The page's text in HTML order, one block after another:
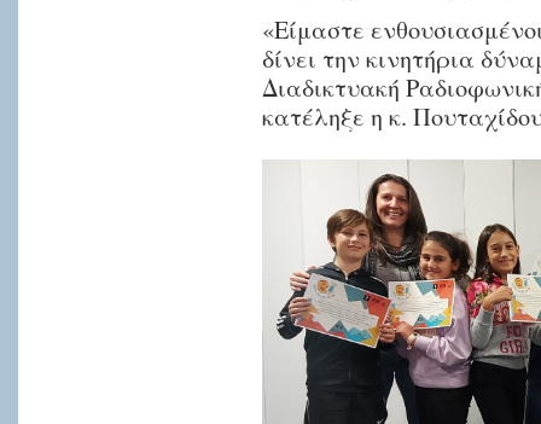
«Είμαστε
δίνει την κινητήρια
Διαδικτυακή
κατέληξε η κ.